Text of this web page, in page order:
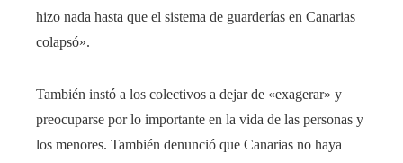
hizo nada hasta que el sistema de guarderías en Canarias
colapsó».
También instó a los colectivos a dejar de «exagerar» y
preocuparse por lo importante en la vida de las personas y
los menores. También denunció que Canarias no haya